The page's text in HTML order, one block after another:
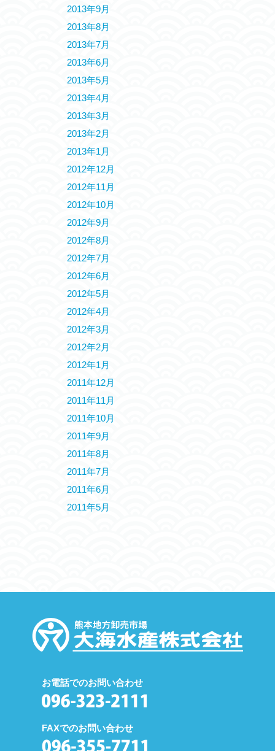
2013年9月
2013年8月
2013年7月
2013年6月
2013年5月
2013年4月
2013年3月
2013年2月
2013年1月
2012年12月
2012年11月
2012年10月
2012年9月
2012年8月
2012年7月
2012年6月
2012年5月
2012年4月
2012年3月
2012年2月
2012年1月
2011年12月
2011年11月
2011年10月
2011年9月
2011年8月
2011年7月
2011年6月
2011年5月
お電話でのお問い合わせ
FAXでのお問い合わせ